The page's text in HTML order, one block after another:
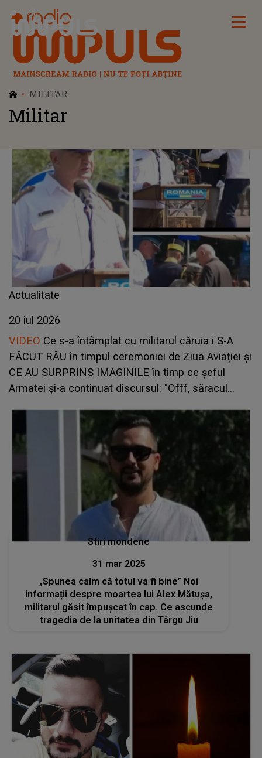
Radio Impuls
MILITAR
Militar
Actualitate
20 iul 2026
VIDEO Ce s-a întâmplat cu militarul căruia i S-A
FĂCUT RĂU în timpul ceremoniei de Ziua Aviației şi
CE AU SURPRINS IMAGINILE în timp ce şeful
Armatei și-a continuat discursul: "Offf, săracul
Stiri mondene
31 mar 2025
„Spunea calm că totul va fi bine” Noi
informații despre moartea lui Alex Mătușa,
militarul găsit împușcat în cap. Ce ascunde
tragedia de la unitatea din Târgu Jiu